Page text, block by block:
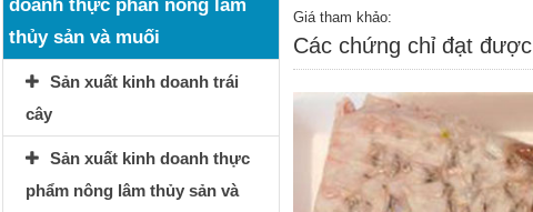
doanh thực phẩn nông lâm
thủy sản và muối
Sản xuất kinh doanh trái
cây
Sản xuất kinh doanh thực
phẩm nông lâm thủy sản và
Giá tham khảo:
Các chứng chỉ đạt được